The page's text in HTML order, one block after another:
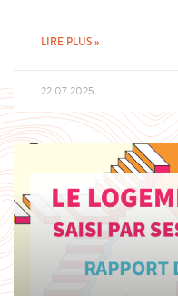
LIRE PLUS »
22.07.2025